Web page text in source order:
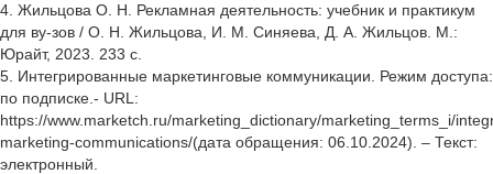
4. Жильцова О. Н. Рекламная деятельность: учебник и практикум
для ву-зов / О. Н. Жильцова, И. М. Синяева, Д. А. Жильцов. М.:
Юрайт, 2023. 233 с.
5. Интегрированные маркетинговые коммуникации. Режим доступа:
по подписке.- URL:
https://www.marketch.ru/marketing_dictionary/marketing_terms_i/
marketing-communications/(дата обращения: 06.10.2024). – Текст:
электронный.